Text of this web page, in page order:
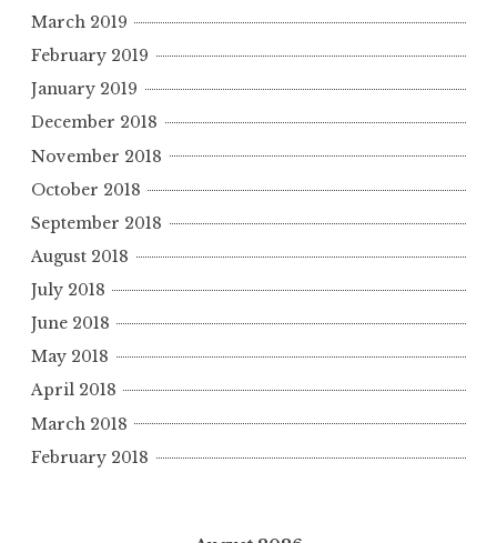
March 2019
February 2019
January 2019
December 2018
November 2018
October 2018
September 2018
August 2018
July 2018
June 2018
May 2018
April 2018
March 2018
February 2018